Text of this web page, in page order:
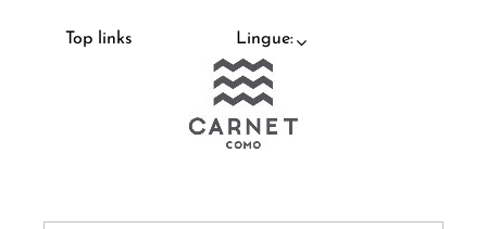
Top links Lingue: